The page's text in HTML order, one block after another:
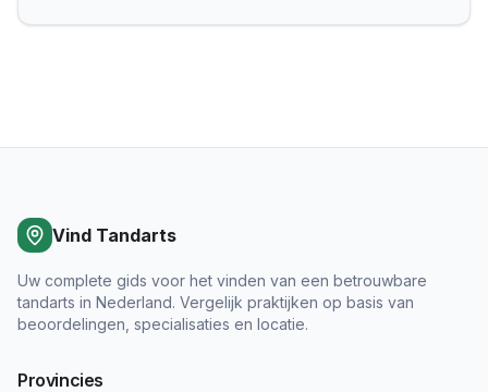
Vind Tandarts
Uw complete gids voor het vinden van een betrouwbare
tandarts in Nederland. Vergelijk praktijken op basis van
beoordelingen, specialisaties en locatie.
Provincies